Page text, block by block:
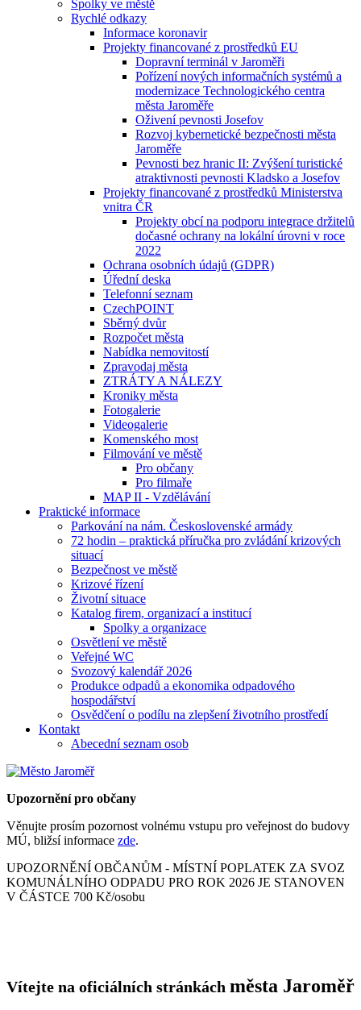
Spolky ve městě
Rychlé odkazy
Informace koronavir
Projekty financované z prostředků EU
Dopravní terminál v Jaroměři
Pořízení nových informačních systémů a
modernizace Technologického centra
města Jaroměře
Oživení pevnosti Josefov
Rozvoj kybernetické bezpečnosti města
Jaroměře
Pevnosti bez hranic II: Zvýšení turistické
atraktivnosti pevnosti Kladsko a Josefov
Projekty financované z prostředků Ministerstva
vnitra ČR
Projekty obcí na podporu integrace držitelů
dočasné ochrany na lokální úrovni v roce
2022
Ochrana osobních údajů (GDPR)
Úřední deska
Telefonní seznam
CzechPOINT
Sběrný dvůr
Rozpočet města
Nabídka nemovitostí
Zpravodaj města
ZTRÁTY A NÁLEZY
Kroniky města
Fotogalerie
Videogalerie
Komenského most
Filmování ve městě
Pro občany
Pro filmaře
MAP II - Vzdělávání
Praktické informace
Parkování na nám. Československé armády
72 hodin – praktická příručka pro zvládání krizových
situací
Bezpečnost ve městě
Krizové řízení
Životní situace
Katalog firem, organizací a institucí
Spolky a organizace
Osvětlení ve městě
Veřejné WC
Svozový kalendář 2026
Produkce odpadů a ekonomika odpadového
hospodářství
Osvědčení o podílu na zlepšení životního prostředí
Kontakt
Abecední seznam osob
Upozornění pro občany
Věnujte prosím pozornost volnému vstupu pro veřejnost do budovy
MÚ, bližsí informace zde.
UPOZORNĚNÍ OBČANŮM - MÍSTNÍ POPLATEK ZA SVOZ
KOMUNÁLNÍHO ODPADU PRO ROK 2026 JE STANOVEN
V ČÁSTCE 700 Kč/osobu
Vítejte na oficiálních stránkách města Jaroměř